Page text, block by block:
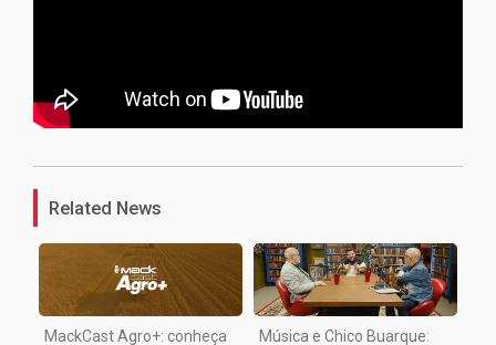
1
Related News
MackCast Agro+: conheça Música e Chico Buarque: